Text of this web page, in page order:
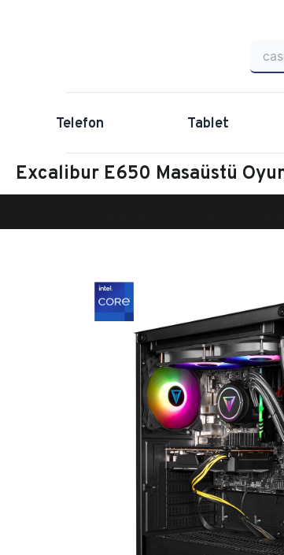
Telefon Tablet
Excalibur E650 Masaüstü